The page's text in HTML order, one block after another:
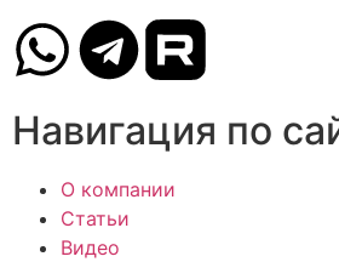
Навигация по
О компании
Статьи
Видео